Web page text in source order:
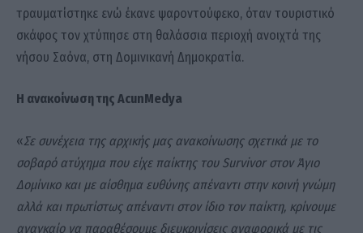
τραυματίστηκε ενώ έκανε ψαροντούφεκο, όταν τουριστικό
σκάφος τον χτύπησε στη θαλάσσια περιοχή ανοιχτά της
νήσου Σαόνα, στη Δομινικανή Δημοκρατία.
Η ανακοίνωση της AcunMedya
«Σε συνέχεια της αρχικής μας ανακοίνωσης σχετικά με το
σοβαρό ατύχημα που είχε παίκτης του Survivor στον Άγιο
Δομίνικο και με αίσθημα ευθύνης απέναντι στην κοινή γνώμη
αλλά και πρωτίστως απέναντι στον ίδιο τον παίκτη, κρίνουμε
αναγκαίο να παραθέσουμε διευκρινίσεις αναφορικά με τις